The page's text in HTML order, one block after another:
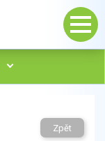
Zpět